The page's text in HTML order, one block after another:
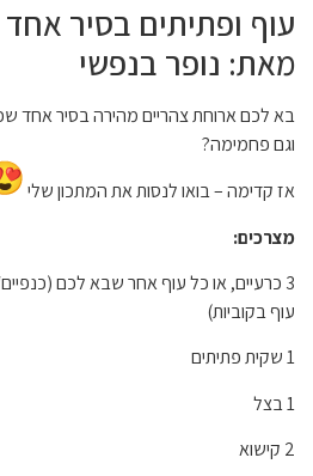
עוף ופתיתים בסיר אחד
מאת: נופר בנפשי
בא לכם ארוחת צהריים מהירה בסיראחד
וגם פחמימה?
אז קדימה – בואו לנסות את המתכון שלי
מצרכים:
3 כרעיים, או כל עוף אחר שבא לכ
ם
עוף בקוביות)
1 שקית פתיתים
1 בצל
2 קישוא